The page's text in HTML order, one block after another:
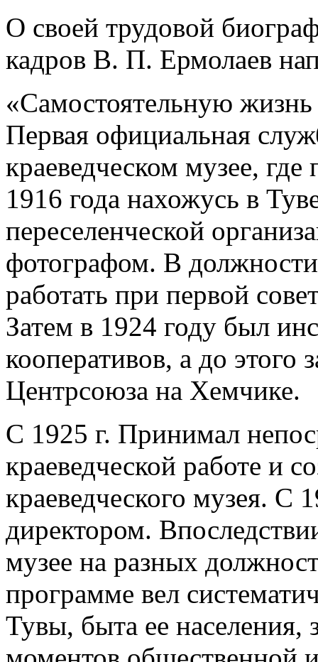
О своей трудовой
кадров В. П. Ермолаев
«Самостоятельную жизнь
Первая официальная
краеведческом музее,
1916 года нахожусь в
переселенческой
фотографом. В
работать при первой
Затем в 1924 году был
кооперативов, а до этого
Центрсоюза на Хемчике.
С 1925 г. Принимал
краеведческой работе и
краеведческого музея. С
директором.
музее на разных
программе вел
Тувы, быта ее